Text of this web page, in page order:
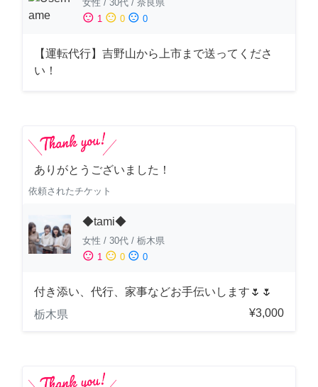
女性 / 30代 / 奈良県
sentiment_satisfied 1 sentiment_neutral 0 sentiment_dissatisfied 0
【運転代行】吉野山から上市まで送ってくださ
い！
ありがとうございました！
依頼されたチケット
◆tami◆
女性 / 30代 / 栃木県
sentiment_satisfied 1 sentiment_neutral 0 sentiment_dissatisfied 0
付き添い、代行、家事などお手伝いします🌷🌷
栃木県
¥3,000